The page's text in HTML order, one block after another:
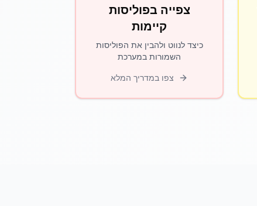
צפייה בפוליסות
קיימות
כיצד לנווט ולהבין את הפוליסות
השמורות במערכת
צפו במדריך המלא